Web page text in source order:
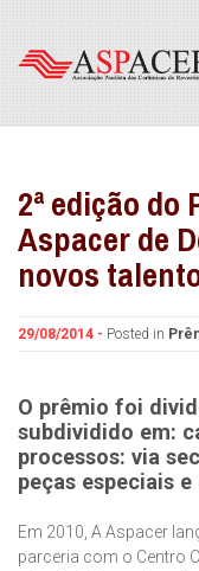
2ª edição do
Aspacer de
novos
29/08/2014 - Posted in
O prêmio foi
subdividido em:
processos: via
peças especiais
Em 2010, A Aspacer
parceria com o Centro